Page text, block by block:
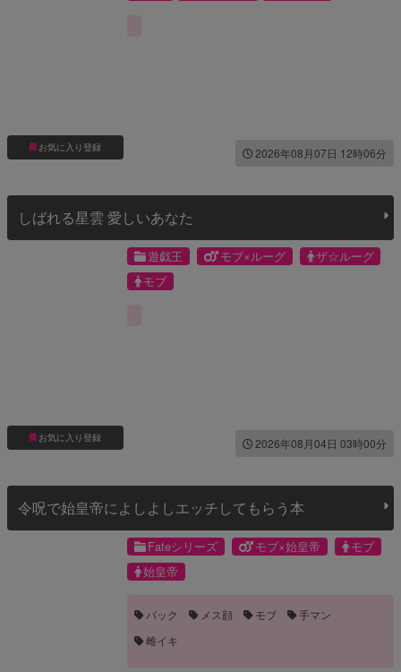
お気に入り登録 2026年08月07日 12時06分
しばれる星雲 愛しいあなた
お気に入り登録
遊戯王 モブ×ルーグ
ザ☆ルーグ
モブ
2026年08月04日 03時00分
令呪で始皇帝によしよしエッチしてもらう本
Fateシリーズ モブ×始皇帝
モブ
始皇帝
バック メス顔 モブ
手マン
雌イキ